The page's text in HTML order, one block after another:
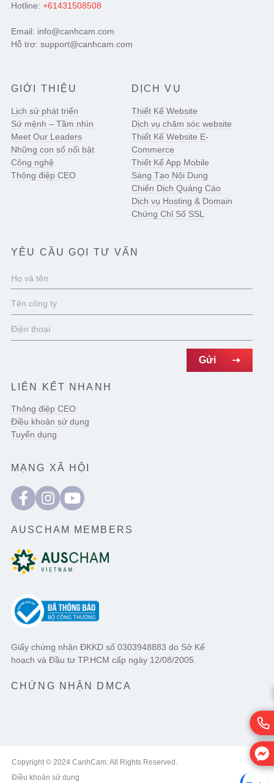
Hotline: +61431508508
Email: info@canhcam.com
Hỗ trợ: support@canhcam.com
GIỚI THIỆU
Lịch sử phát triển
Sứ mệnh – Tầm nhìn
Meet Our Leaders
Những con số nổi bật
Công nghệ
Thông điệp CEO
DỊCH VỤ
Thiết Kế Website
Dịch vụ chăm sóc website
Thiết Kế Website E-
Commerce
Thiết Kế App Mobile
Sáng Tạo Nội Dung
Chiến Dịch Quảng Cáo
Dịch vụ Hosting & Domain
Chứng Chỉ Số SSL
YÊU CẦU GỌI TƯ VẤN
LIÊN KẾT NHANH
Thông điệp CEO
Điều khoản sử dụng
Tuyển dụng
MẠNG XÃ HỘI
AUSCHAM MEMBERS
Giấy chứng nhận ĐKKD số 0303948883 do Sở Kế
hoạch và Đầu tư TP.HCM cấp ngày 12/08/2005.
CHỨNG NHẬN DMCA
Copyright © 2024 CanhCam. All Rights Reserved.
Điều khoản sử dụng